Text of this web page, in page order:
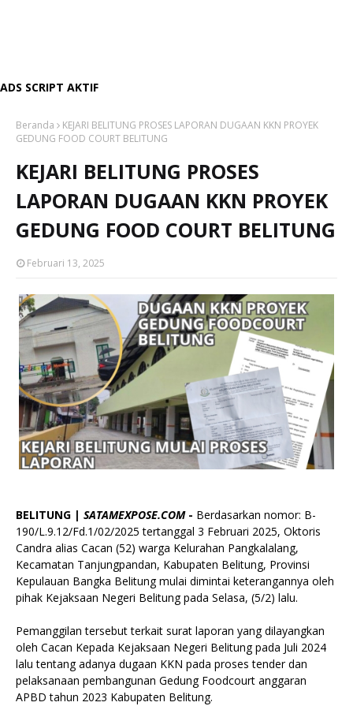
ADS SCRIPT AKTIF
Beranda
KEJARI BELITUNG PROSES LAPORAN DUGAAN KKN PROYEK
GEDUNG FOOD COURT BELITUNG
KEJARI BELITUNG PROSES
LAPORAN DUGAAN KKN PROYEK
GEDUNG FOOD COURT BELITUNG
Februari 13, 2025
BELITUNG | SATAMEXPOSE.COM- Berdasarkan nomor: B-
190/L.9.12/Fd.1/02/2025 tertanggal 3 Februari 2025, Oktoris
Candra alias Cacan (52) warga Kelurahan Pangkalalang,
Kecamatan Tanjungpandan, Kabupaten Belitung, Provinsi
Kepulauan Bangka Belitung mulai dimintai keterangannya oleh
pihak Kejaksaan Negeri Belitung pada Selasa, (5/2) lalu.
Pemanggilan tersebut terkait surat laporan yang dilayangkan
oleh Cacan Kepada Kejaksaan Negeri Belitung pada Juli 2024
lalu tentang adanya dugaan KKN pada proses tender dan
pelaksanaan pembangunan Gedung Foodcourt anggaran
APBD tahun 2023 Kabupaten Belitung.